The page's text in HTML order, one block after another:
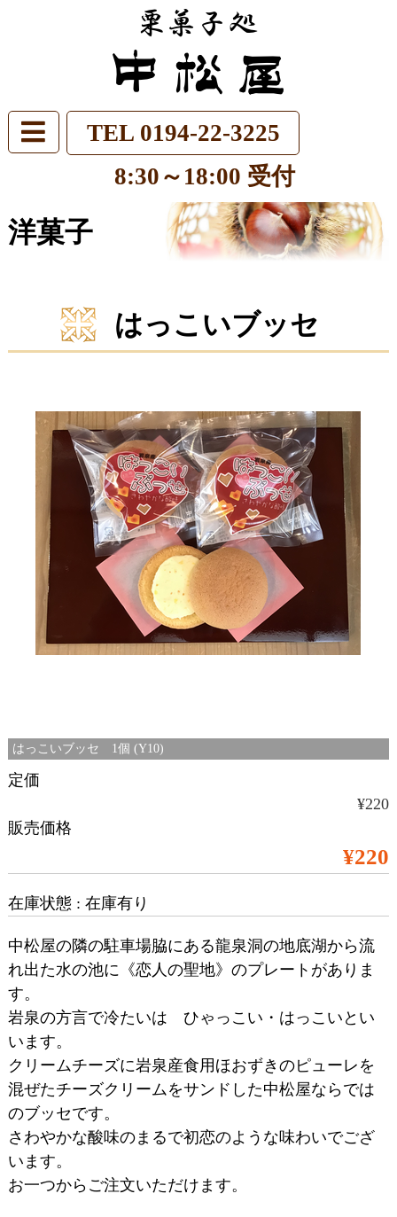
TEL 0194-22-3225
8:30～18:00 受付
洋菓子
はっこいブッセ
はっこいブッセ 1個 (Y10)
定価
¥220
販売価格
¥220
在庫状態 : 在庫有り
中松屋の隣の駐車場脇にある龍泉洞の地底湖から流
れ出た水の池に《恋人の聖地》のプレートがありま
す。
岩泉の方言で冷たいは ひゃっこい・はっこいとい
います。
クリームチーズに岩泉産食用ほおずきのピューレを
混ぜたチーズクリームをサンドした中松屋ならでは
のブッセです。
さわやかな酸味のまるで初恋のような味わいでござ
います。
お一つからご注文いただけます。